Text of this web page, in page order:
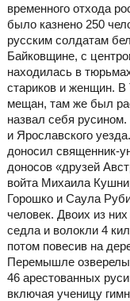
временного отхода
было казнено 250
русским солдатам
Байковщине, с
находилась в
стариков и женщин. В
мещан, там же был
назвал себя
и Ярославского
доносил священник-
доносов «друзей
войта Михаила
Горошко и Саула
человек. Двоих из
седла и волокли 4
потом повесив на
Перемышле
46 арестованных
включая ученицу